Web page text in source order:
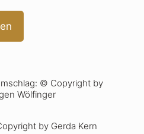
© Copyright by
Wölfinger
by Gerda Kern